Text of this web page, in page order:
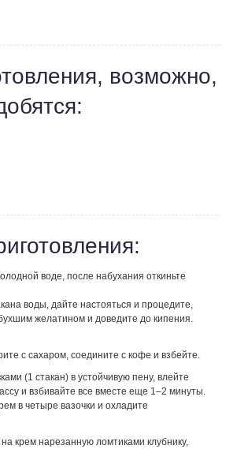
возможно,
воде, после набухания откиньте
воды, дайте настояться и процедите,
желатином и доведите до кипения.
с сахаром, соедините с кофе и взбейте.
(1 стакан) в устойчивую пену, влейте
и взбивайте все вместе еще 1–2 минуты.
в четыре вазочки и охладите
крем нарезанную ломтиками клубнику,